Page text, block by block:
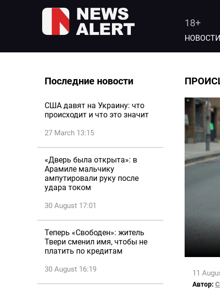
18+
НОВОСТИ
Последние новости
США давят на Украину: что
происходит и что это значит
27 March 13:15
«Дверь была открыта»: в
Арамиле мальчику
ампутировали руку после
удара током
30 August 17:01
Теперь «Свободен»: житель
Твери сменил имя, чтобы не
платить по кредитам
30 August 16:19 11
Автор: